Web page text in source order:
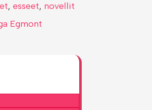
, esseet, novellit
Egmont